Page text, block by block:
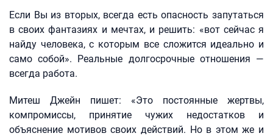
Если Вы из вторых, всегда есть опасность запутаться
в своих фантазиях и мечтах, и решить: «вот сейчас я
найду человека, с которым все сложится идеально и
само собой». Реальные долгосрочные отношения —
всегда работа.
Митеш Джейн пишет: «Это постоянные жертвы,
компромиссы, принятие чужих недостатков и
объяснение мотивов своих действий. Но в этом же и